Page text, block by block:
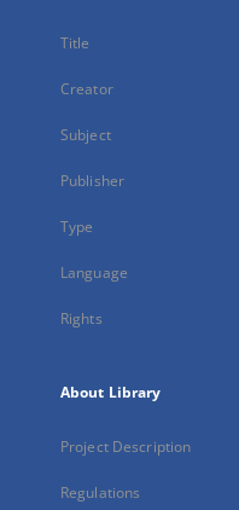
Title
Creator
Subject
Publisher
Type
Language
Rights
About Library
Project Description
Regulations